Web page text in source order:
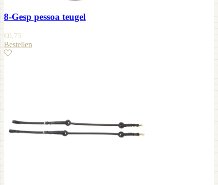
8-Gesp pessoa teugel
€0,75
Bestellen